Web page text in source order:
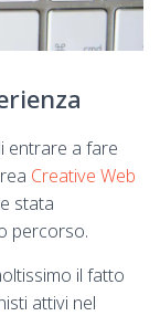
entrare a fare
Creative Web
stata
percorso.
il fatto
attivi nel